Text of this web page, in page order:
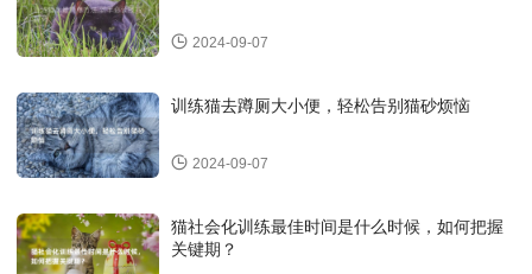
2024-09-07
训练猫去蹲厕大小便，轻松告别猫砂烦恼
2024-09-07
猫社会化训练最佳时间是什么时候，如何把握
关键期？